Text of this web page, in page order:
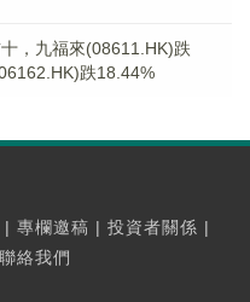
，九福來(08611.HK)跌
跌18.44%
| 專欄邀稿 | 投資者關係 |
聯絡我們